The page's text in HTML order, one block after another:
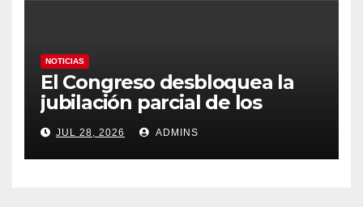
NOTICIAS
El Congreso desbloquea la
jubilación parcial de los
trabajadores laborales del
sector público
JUL 28, 2026 ADMINS